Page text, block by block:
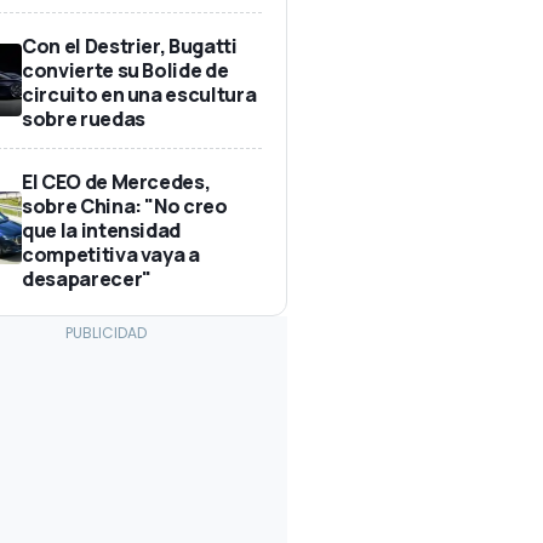
Con el Destrier, Bugatti
convierte su Bolide de
circuito en una escultura
sobre ruedas
El CEO de Mercedes,
sobre China: "No creo
que la intensidad
competitiva vaya a
desaparecer"